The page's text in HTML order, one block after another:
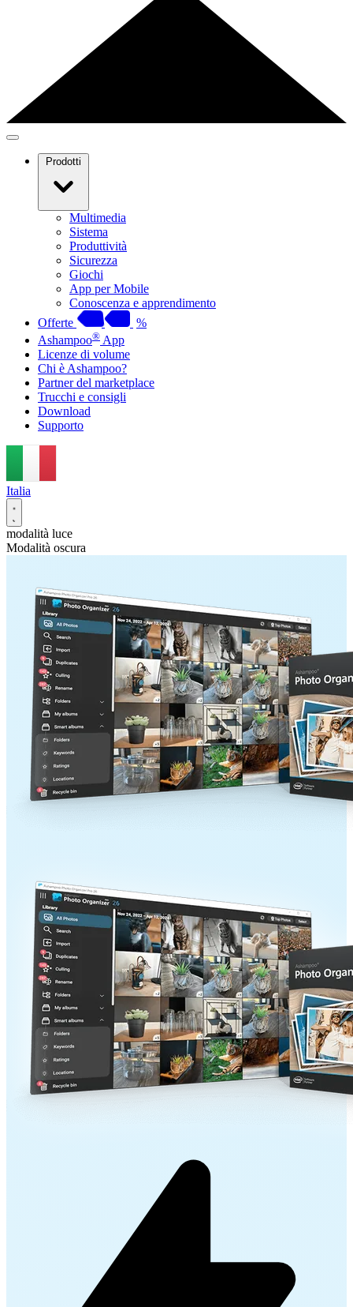
Prodotti
Multimedia
Sistema
Produttività
Sicurezza
Giochi
App per Mobile
Conoscenza e apprendimento
Offerte
%
Ashampoo® App
Licenze di volume
Chi è Ashampoo?
Partner del marketplace
Trucchi e consigli
Download
Supporto
Italia
modalità luce
Modalità oscura